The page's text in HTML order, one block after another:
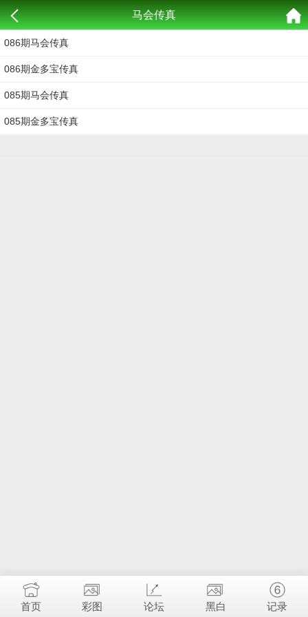
马会传真
086期马会传真
086期金多宝传真
085期马会传真
085期金多宝传真
首页 彩图 论坛 黑白 记录